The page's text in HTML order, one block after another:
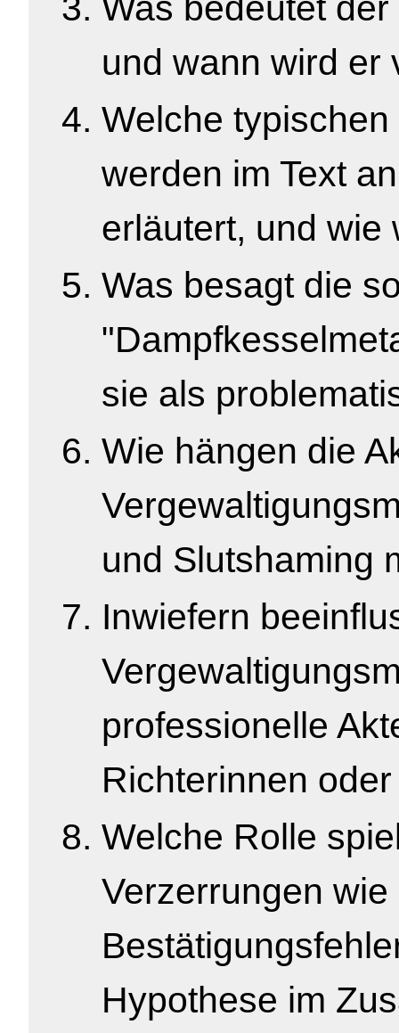
und wann wird er
Welche
werden im Text
erläutert, und wie
Was besagt die
sie als
Wie hängen die
und Slutshaming
Inwiefern
professionelle
Richterinnen
Welche Rolle
Verzerrungen
Hypothese im